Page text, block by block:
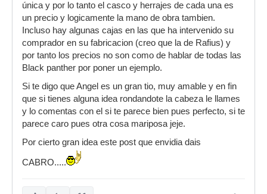
única y por lo tanto el casco y herrajes de cada una es
un precio y logicamente la mano de obra tambien.
Incluso hay algunas cajas en las que ha intervenido su
comprador en su fabricacion (creo que la de Rafius) y
por tanto los precios no son como de hablar de todas las
Black panther por poner un ejemplo.
Si te digo que Angel es un gran tio, muy amable y en fin
que si tienes alguna idea rondandote la cabeza le llames
y lo comentas con el si te parece bien pues perfecto, si te
parece caro pues otra cosa mariposa jeje.
Por cierto gran idea este post que envidia dais
CABRO.....